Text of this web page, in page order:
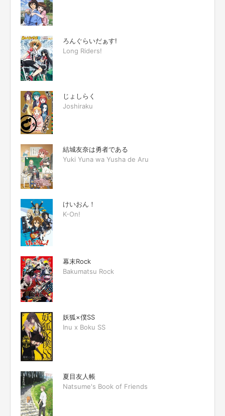
ろんぐらいだぁす!
Long Riders!
じょしらく
Joshiraku
結城友奈は勇者である
Yuki Yuna wa Yusha de Aru
けいおん！
K-On!
幕末Rock
Bakumatsu Rock
妖狐×僕SS
Inu x Boku SS
夏目友人帳
Natsume's Book of Friends